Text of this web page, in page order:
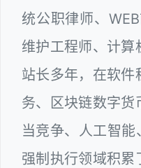
统公职律师、
维护工程师、计算
站长多年，在软件
务、区块链数字货
当竞争、人工智
强制执行领域积累